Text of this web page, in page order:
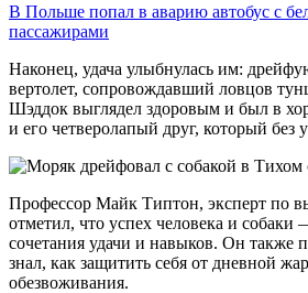
В Польше попал в аварию автобус с
пассажирами
Наконец, удача улыбнулась им:
вертолет, сопровождавший ловцов
Шэддок выглядел здоровым и был в
и его четверолапый друг, который без
Профессор Майк Типтон, эксперт по
отметил, что успех человека и собаки
сочетания удачи и навыков. Он также
знал, как защитить себя от дневной
обезвоживания.